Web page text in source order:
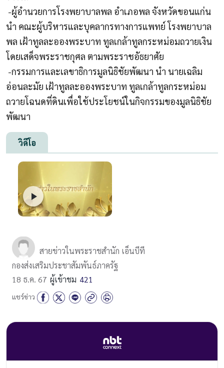
-ผู้อำนวยการโรงพยาบาลพล อำเภอพล จังหวัดขอนแก่น
นำ คณะผู้บริหารและบุคลากรทางการแพทย์ โรงพยาบาล
พล เฝ้าทูลละอองพระบาท ทูลเกล้าทูลกระหม่อมถวายเงิน
โดยเสด็จพระราชกุศล ตามพระราชอัธยาศัย
-กรรมการและเลขาธิการมูลนิธิชัยพัฒนา นำ นายเฉลิม
อ่อนละมัย เฝ้าทูลละอองพระบาท ทูลเกล้าทูลกระหม่อม
ถวายโฉนดที่ดินเพื่อใช้ประโยชน์ในกิจกรรมของมูลนิธิชัย
พัฒนา
วิดีโอ
สายข่าวในพระราชสำนัก เอ็นบีที
กองส่งเสริมประชาสัมพันธ์ภาครัฐ
18 ธ.ค. 67 ผู้เข้าชม 421
แชร์ข่าว